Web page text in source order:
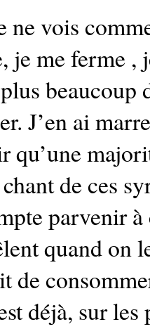
ne vois
je me ferme ,
beaucoup
J’en ai
qu’une
de ces
parvenir
quand on
de
déjà, sur